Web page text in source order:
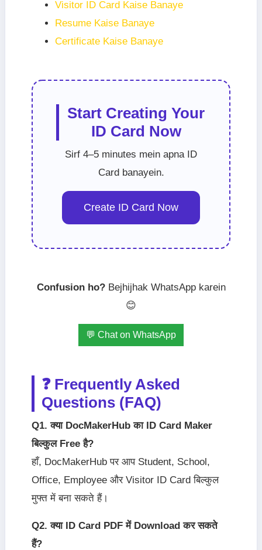
Visitor ID Card Kaise Banaye
Resume Kaise Banaye
Certificate Kaise Banaye
Start Creating Your
ID Card Now
Sirf 4–5 minutes mein apna ID
Card banayein.
Create ID Card Now
Confusion ho?Bejhijhak WhatsApp karein
😊
💬 Chat on WhatsApp
❓ Frequently Asked
Questions (FAQ)
Q1. क्या DocMakerHub का ID Card Maker
बिल्कुल Free है?
हाँ, DocMakerHub पर आप Student, School,
Office, Employee और Visitor ID Card बिल्कुल
मुफ्त में बना सकते हैं।
Q2. क्या ID Card PDF में Download कर सकते
हैं?